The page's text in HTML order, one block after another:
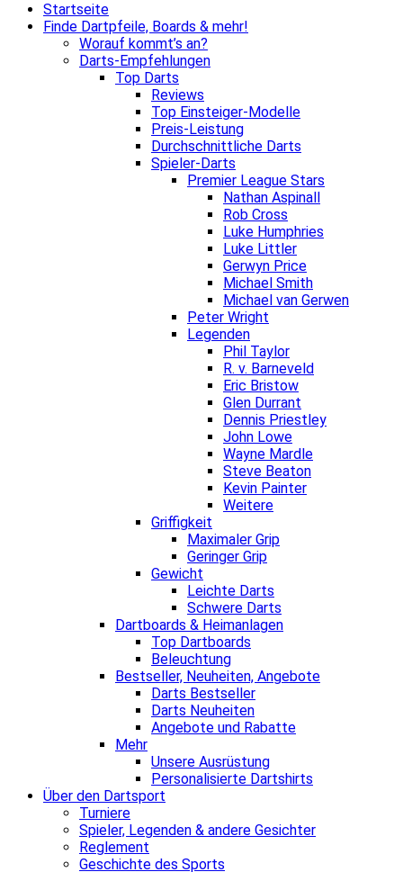
Startseite
Finde Dartpfeile, Boards & mehr!
Worauf kommt’s an?
Darts-Empfehlungen
Top Darts
Reviews
Top Einsteiger-Modelle
Preis-Leistung
Durchschnittliche Darts
Spieler-Darts
Premier League Stars
Nathan Aspinall
Rob Cross
Luke Humphries
Luke Littler
Gerwyn Price
Michael Smith
Michael van Gerwen
Peter Wright
Legenden
Phil Taylor
R. v. Barneveld
Eric Bristow
Glen Durrant
Dennis Priestley
John Lowe
Wayne Mardle
Steve Beaton
Kevin Painter
Weitere
Griffigkeit
Maximaler Grip
Geringer Grip
Gewicht
Leichte Darts
Schwere Darts
Dartboards & Heimanlagen
Top Dartboards
Beleuchtung
Bestseller, Neuheiten, Angebote
Darts Bestseller
Darts Neuheiten
Angebote und Rabatte
Mehr
Unsere Ausrüstung
Personalisierte Dartshirts
Über den Dartsport
Turniere
Spieler, Legenden & andere Gesichter
Reglement
Geschichte des Sports